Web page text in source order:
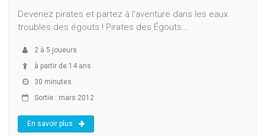
Devenez pirates et partez à l'aventure dans les eaux
troubles des égouts ! Pirates des Égouts...
2 à 5 joueurs
à partir de 14 ans
30 minutes
Sortie : mars 2012
En savoir plus